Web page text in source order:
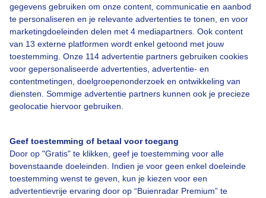
gegevens gebruiken om onze content, communicatie en aanbod
te personaliseren en je relevante advertenties te tonen, en voor
marketingdoeleinden delen met 4 mediapartners. Ook content
van 13 externe platformen wordt enkel getoond met jouw
toestemming. Onze 114 advertentie partners gebruiken cookies
voor gepersonaliseerde advertenties, advertentie- en
contentmetingen, doelgroepenonderzoek en ontwikkeling van
diensten. Sommige advertentie partners kunnen ook je precieze
geolocatie hiervoor gebruiken.
Geef toestemming of betaal voor toegang
Door op "Gratis" te klikken, geef je toestemming voor alle
bovenstaande doeleinden. Indien je voor geen enkel doeleinde
toestemming wenst te geven, kun je kiezen voor een
advertentievrije ervaring door op “Buienradar Premium” te
Over Buienradar
Bedrijfsgegevens
Contact
Toegankelijkheid
Gebruikersvoorwaarden